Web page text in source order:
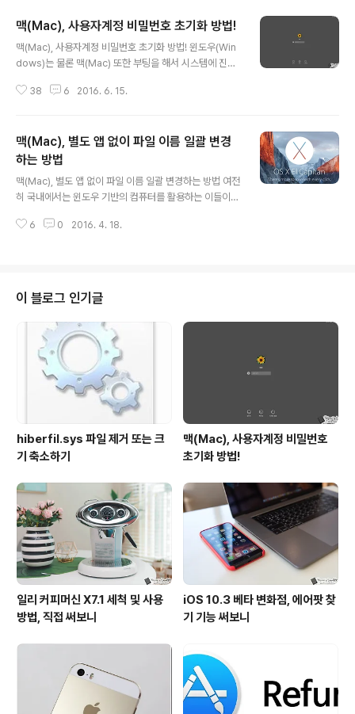
맥(Mac), 사용자계정 비밀번호 초기화 방법!
맥(Mac), 사용자계정 비밀번호 초기화 방법! 윈도우(Win
dows)는 물론 맥(Mac) 또한 부팅을 해서 시스템에 진입
체제에 따라 차이는 있지만 이 경우 활용할 수 있는 방법에
런 일이 생길까 싶지만 그 어떤 이유에서 오랜 시간 컴퓨터
를 시동하지 않는 경우 자신이 설정한 암호임에도 이를 잊
게 되는 경우가 있습니다. 과거 윈도우 운영체제에서 이런
문제에 직면했을 때 해결할 수 있는 팁을 소개드린 바 있는
인 암호를 잊었을 때 이를 초기화 하는 방법을 소개드리려
38 6 2016. 6. 15.
맥(Mac), 별도 앱 없이 파일 이름 일괄 변경
하는 방법
맥(Mac), 별도 앱 없이 파일 이름 일괄 변경하는 방법 여전
히 국내에서는 윈도우 기반의 컴퓨터를 활용하는 이들이
한 꽤 많이 늘어난 상태입니다. 익숙하지 않은 운영체제를
아마 제법 많은 수의 맥 유저가 이를 진행할 때면 ‘Better
Rename 9’와 같은 써드파티 앱을 떠올리곤 하실텐데요.
현재 최신버전인 OS X 엘 캐피탄에서는 별도의 앱 없이도
파인더에서 자체적으로 같은 과정을 적용할 수 있습니다.
이 글에서는 간단하게 그 방법을 전해드리도록 할게요. 1.
윈도우 환경에서는..
6 0 2016. 4. 18.
이 블로그 인기글
hiberfil.sys 파일 제거 또는 크
기 축소하기
맥(Mac), 사용자계정 비밀번호
초기화 방법!
일리 커피머신 X7.1 세척 및 사용
방법, 직접 써보니
iOS 10.3 베타 변화점, 에어팟 찾
기 기능 써보니